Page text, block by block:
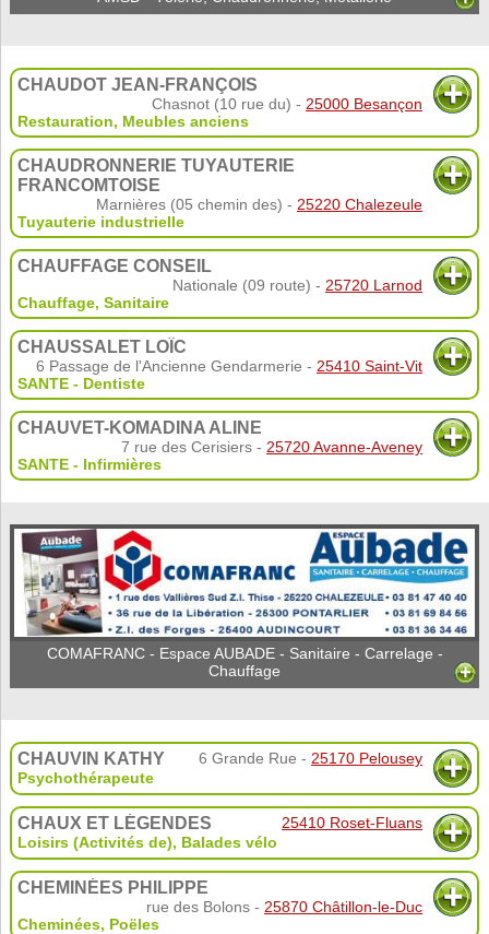
CHAUDOT JEAN-FRANÇOIS
Chasnot (10 rue du) - 25000 Besançon
Restauration, Meubles anciens
CHAUDRONNERIE TUYAUTERIE
FRANCOMTOISE
Marnières (05 chemin des) - 25220 Chalezeule
Tuyauterie industrielle
CHAUFFAGE CONSEIL
Nationale (09 route) - 25720 Larnod
Chauffage, Sanitaire
CHAUSSALET LOÏC
6 Passage de l'Ancienne Gendarmerie - 25410 Saint-Vit
SANTE - Dentiste
CHAUVET-KOMADINA ALINE
7 rue des Cerisiers - 25720 Avanne-Aveney
SANTE - Infirmières
COMAFRANC - Espace AUBADE - Sanitaire - Carrelage -
Chauffage
CHAUVIN KATHY 6 Grande Rue - 25170 Pelousey
Psychothérapeute
CHAUX ET LÉGENDES
25410 Roset-Fluans
Loisirs (Activités de), Balades vélo
CHEMINÉES PHILIPPE
rue des Bolons - 25870 Châtillon-le-Duc
Cheminées, Poëles